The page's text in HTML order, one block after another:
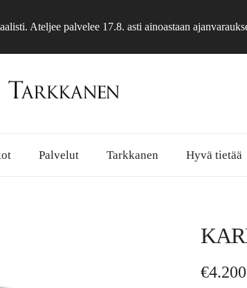
Ateljee palvelee 17.8. asti ainoastaan
Palvelut Tarkkanen Hyvä tietää